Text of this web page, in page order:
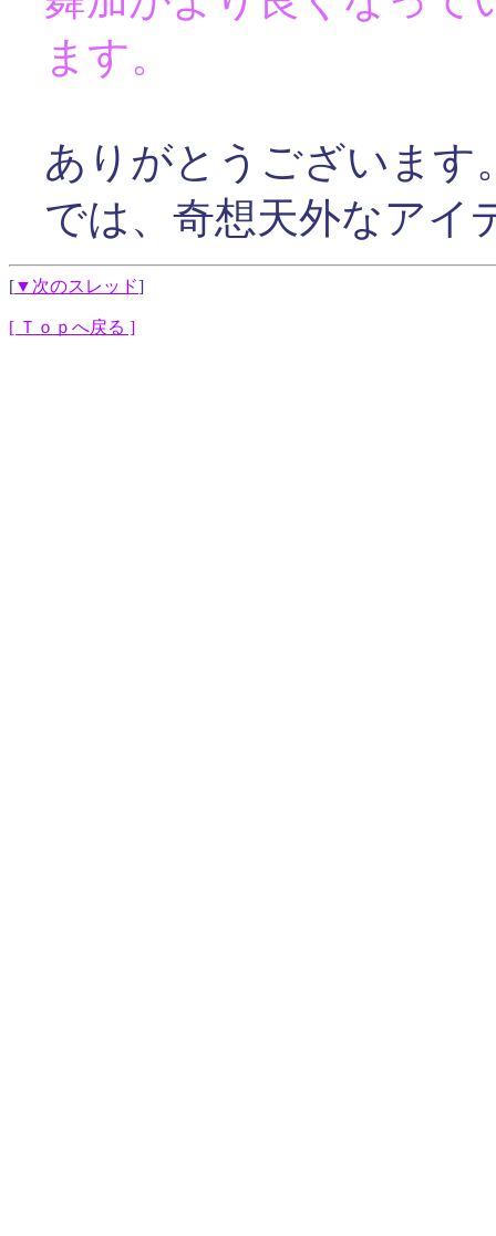
ます。
ありがとうございます
では、奇想天外なアイ
[▼次のスレッド]
[ Ｔｏｐへ戻る ]